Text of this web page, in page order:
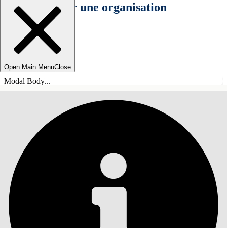
Sélectionner une organisation
Open Main MenuClose
Modal Body...
TABLE DES MATIÈRES